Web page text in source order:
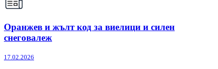
Оранжев и жълт код за виелици и силен
снеговалеж
17.02.2026